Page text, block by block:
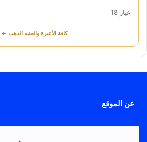
عيار 18
كافة الأعيرة والجنيه الذهب ←
عن الموقع